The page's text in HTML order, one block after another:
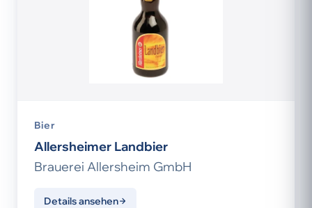
Bier
Allersheimer Landbier
Brauerei Allersheim GmbH
Details ansehen